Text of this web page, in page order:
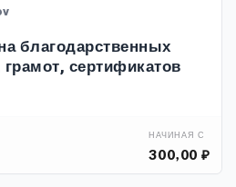
благодарственных
сертификатов
НАЧИНАЯ С
300,00 ₽